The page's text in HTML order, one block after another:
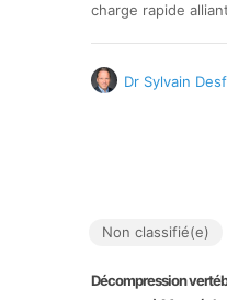
charge rapide
Dr Sylvain
Non classifié(e)
Décompression